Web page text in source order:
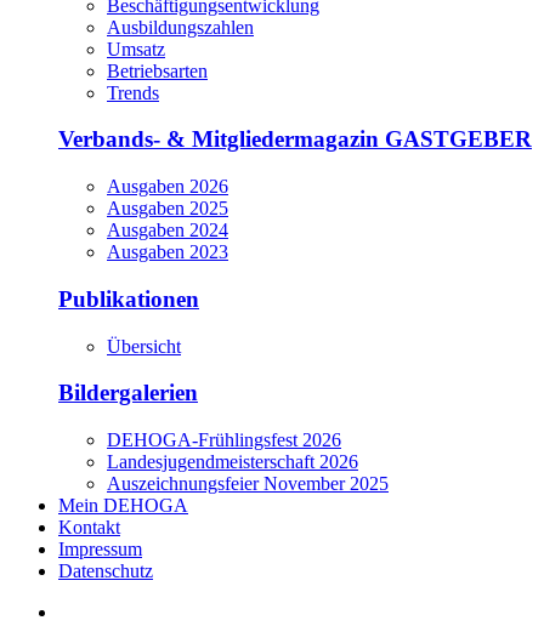
Beschäftigungsentwicklung
Ausbildungszahlen
Umsatz
Betriebsarten
Trends
Verbands- & Mitgliedermagazin GASTGEBER
Ausgaben 2026
Ausgaben 2025
Ausgaben 2024
Ausgaben 2023
Publikationen
Übersicht
Bildergalerien
DEHOGA-Frühlingsfest 2026
Landesjugendmeisterschaft 2026
Auszeichnungsfeier November 2025
Mein DEHOGA
Kontakt
Impressum
Datenschutz